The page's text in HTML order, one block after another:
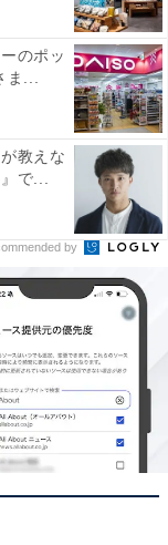
のポッ
...
教えな
で...
by